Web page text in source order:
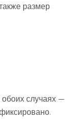
размер
случаях —